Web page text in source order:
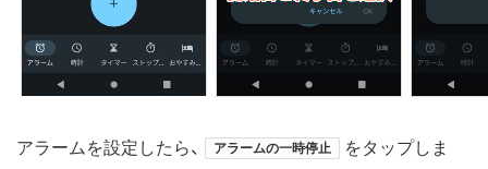
アラームを設定したら、 アラームの一時停止
をタップしま